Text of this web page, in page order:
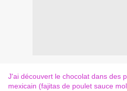
J'ai découvert le chocolat dans des
mexicain (fajitas de poulet sauce